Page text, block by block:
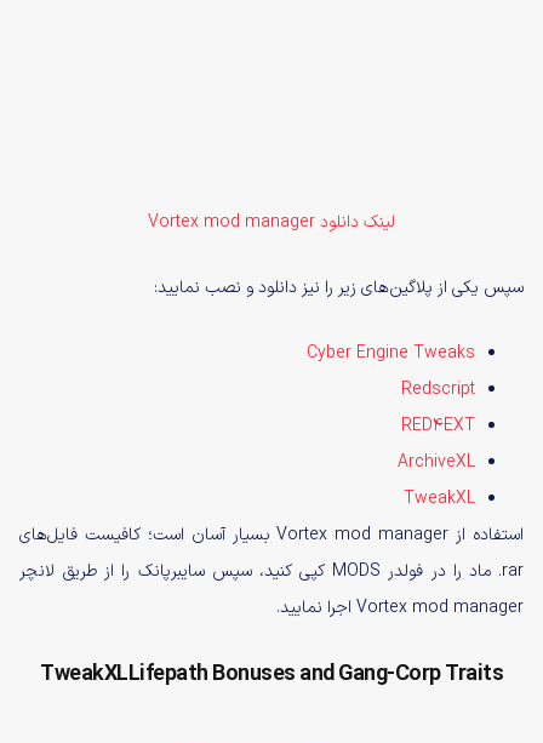
لینک دانلود Vortex mod manager
سپس یکی از پلاگین‌های زیر را نیز دانلود و نصب نمایید:
Cyber Engine Tweaks
Redscript
RED4EXT
ArchiveXL
TweakXL
استفاده از Vortex mod manager بسیار آسان است؛ کافیست فایل‌های
rar. ماد را در فولدر MODS کپی کنید، سپس سایبرپانک را از طریق لانچر
Vortex mod manager اجرا نمایید.
TweakXLLifepath Bonuses and Gang-Corp Traits